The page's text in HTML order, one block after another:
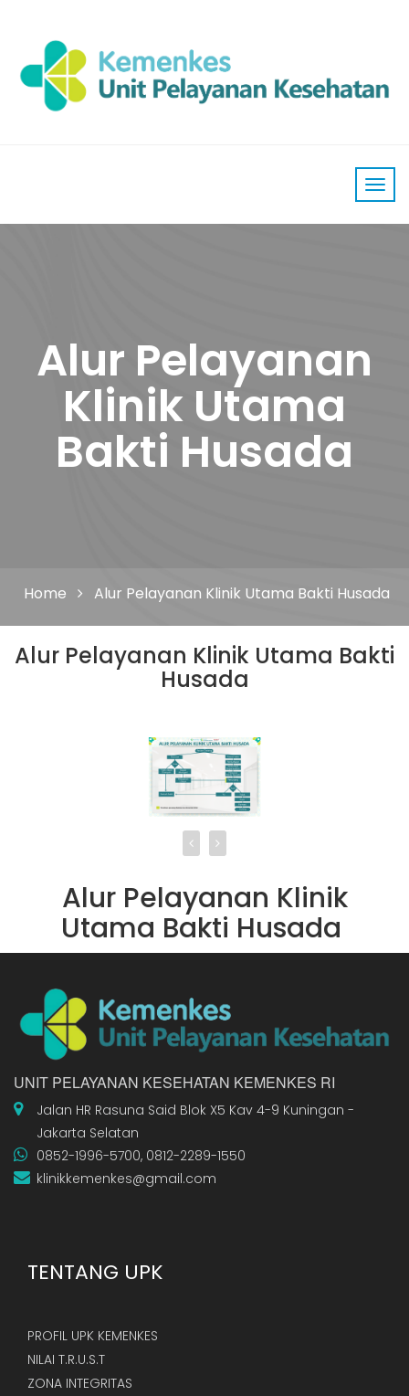
Alur Pelayanan
Klinik Utama
Bakti Husada
Home Alur Pelayanan Klinik Utama Bakti Husada
Alur Pelayanan Klinik Utama Bakti
Husada
Alur Pelayanan Klinik
Utama Bakti Husada
UNIT PELAYANAN KESEHATAN KEMENKES RI
Jalan HR Rasuna Said Blok X5 Kav 4-9 Kuningan -
Jakarta Selatan
0852-1996-5700, 0812-2289-1550
klinikkemenkes@gmail.com
TENTANG UPK
PROFIL UPK KEMENKES
NILAI T.R.U.S.T
ZONA INTEGRITAS